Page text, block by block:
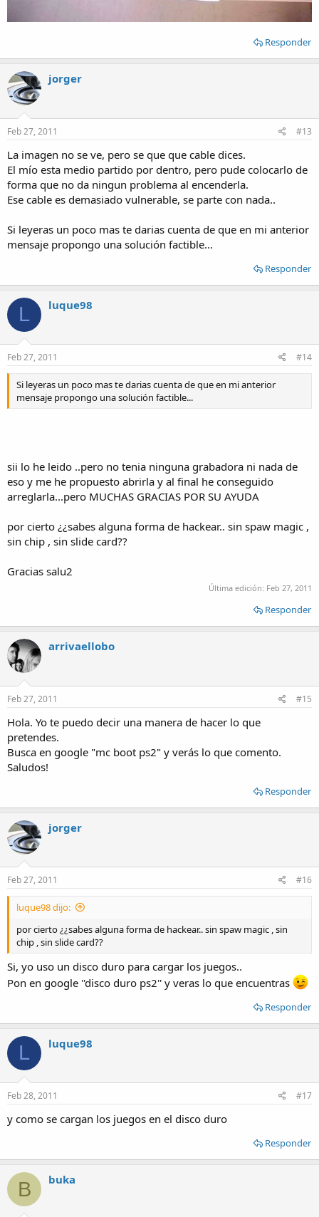
Responder
jorger
Feb 27, 2011 #13
La imagen no se ve, pero se que que cable dices.
El mío esta medio partido por dentro, pero pude colocarlo de
forma que no da ningun problema al encenderla.
Ese cable es demasiado vulnerable, se parte con nada..
Si leyeras un poco mas te darias cuenta de que en mi anterior
mensaje propongo una solución factible...
Responder
L luque98
Feb 27, 2011 #14
Si leyeras un poco mas te darias cuenta de que en mi anterior
mensaje propongo una solución factible...
sii lo he leido ..pero no tenia ninguna grabadora ni nada de
eso y me he propuesto abrirla y al final he conseguido
arreglarla...pero MUCHAS GRACIAS POR SU AYUDA
por cierto ¿¿sabes alguna forma de hackear.. sin spaw magic ,
sin chip , sin slide card??
Gracias salu2
Última edición: Feb 27, 2011
Responder
arrivaellobo
Feb 27, 2011 #15
Hola. Yo te puedo decir una manera de hacer lo que
pretendes.
Busca en google "mc boot ps2" y verás lo que comento.
Saludos!
Responder
jorger
Feb 27, 2011 #16
luque98 dijo:
por cierto ¿¿sabes alguna forma de hackear.. sin spaw magic , sin
chip , sin slide card??
Si, yo uso un disco duro para cargar los juegos..
Pon en google ''disco duro ps2'' y veras lo que encuentras
Responder
L luque98
Feb 28, 2011 #17
y como se cargan los juegos en el disco duro
Responder
B buka